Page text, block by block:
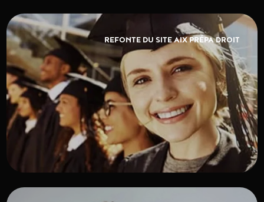
REFONTE DU SITE AIX PRÉPA DROIT